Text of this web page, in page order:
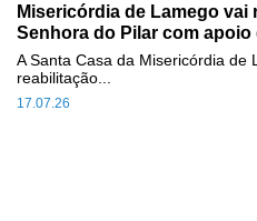
Misericórdia de Lamego vai
Senhora do Pilar com apoio
17.07.26
A Santa Casa da Misericórdia de
reabilitação...